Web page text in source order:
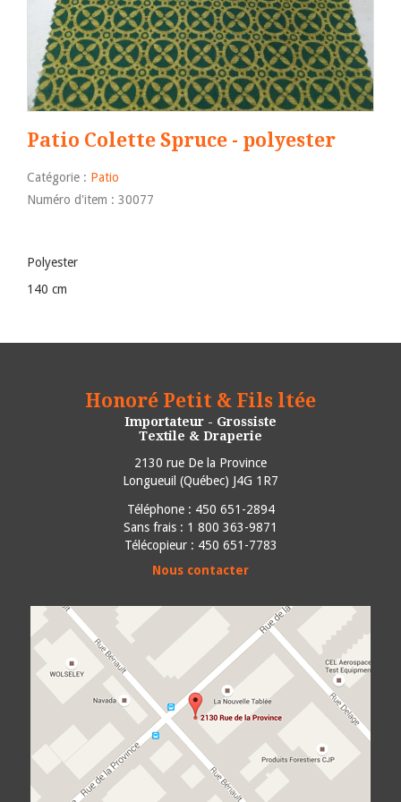
Patio Colette Spruce - polyester
Catégorie : Patio
Numéro d'item : 30077
Polyester
140 cm
Honoré Petit & Fils ltée
Importateur - Grossiste
Textile & Draperie
2130 rue De la Province
Longueuil (Québec) J4G 1R7
Téléphone : 450 651-2894
Sans frais : 1 800 363-9871
Télécopieur : 450 651-7783
Nous contacter